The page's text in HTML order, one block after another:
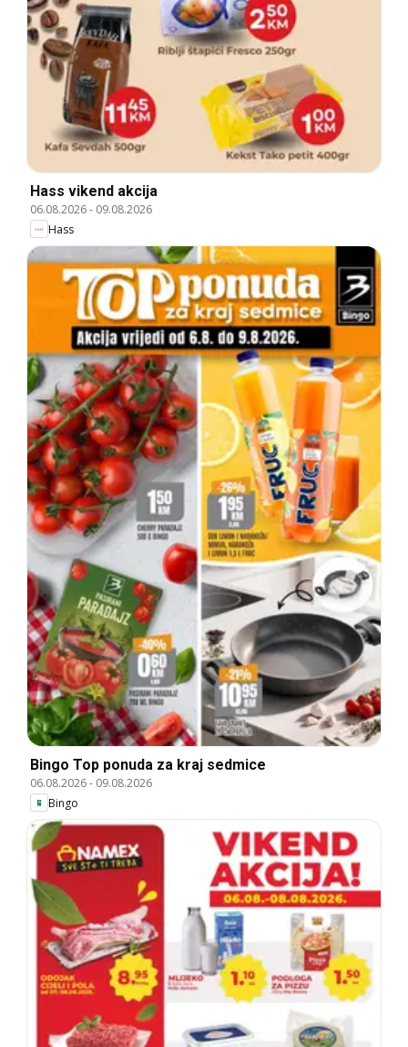
Hass vikend akcija
06.08.2026- 09.08.2026
Hass
Bingo Top ponuda za kraj sedmice
06.08.2026- 09.08.2026
Bingo